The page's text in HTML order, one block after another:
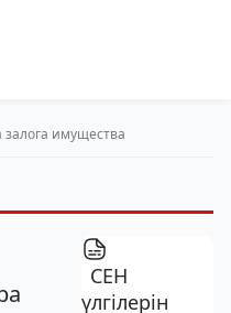
имущества
СЕН
үлгілерін